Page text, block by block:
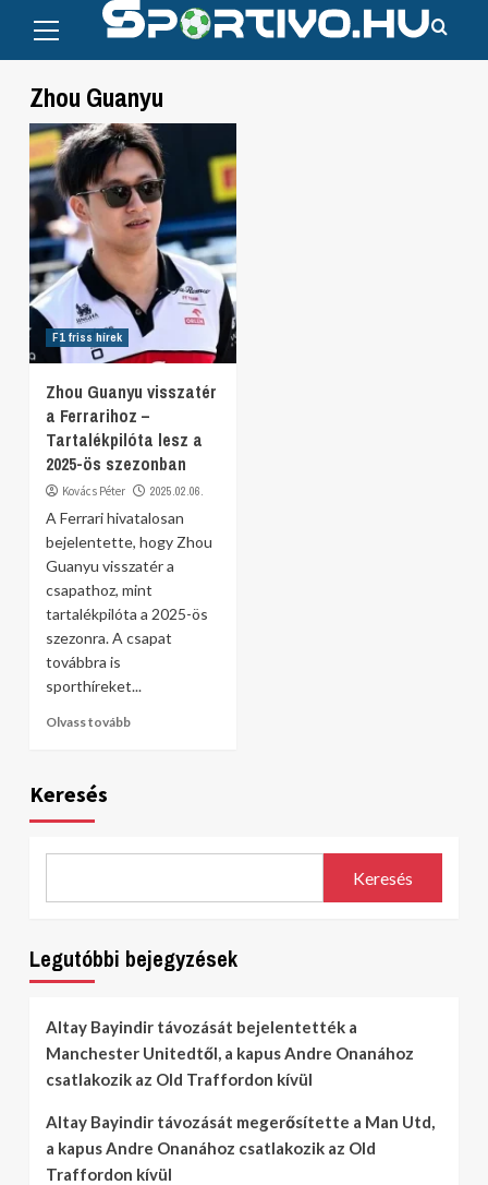
content
Menu
Zhou Guanyu
F1 friss hírek
Zhou Guanyu visszatér
a Ferrarihoz –
Tartalékpilóta lesz a
2025-ös szezonban
Kovács Péter 2025.02.06.
A Ferrari hivatalosan
bejelentette, hogy Zhou
Guanyu visszatér a
csapathoz, mint
tartalékpilóta a 2025-ös
szezonra. A csapat
továbbra is
sporthíreket...
Olvass tovább
Keresés
Keresés
Legutóbbi bejegyzések
Altay Bayindir távozását bejelentették a
Manchester Unitedtől, a kapus Andre Onanához
csatlakozik az Old Traffordon kívül
Altay Bayindir távozását megerősítette a Man Utd,
a kapus Andre Onanához csatlakozik az Old
Traffordon kívül